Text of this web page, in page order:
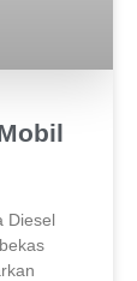
Diesel